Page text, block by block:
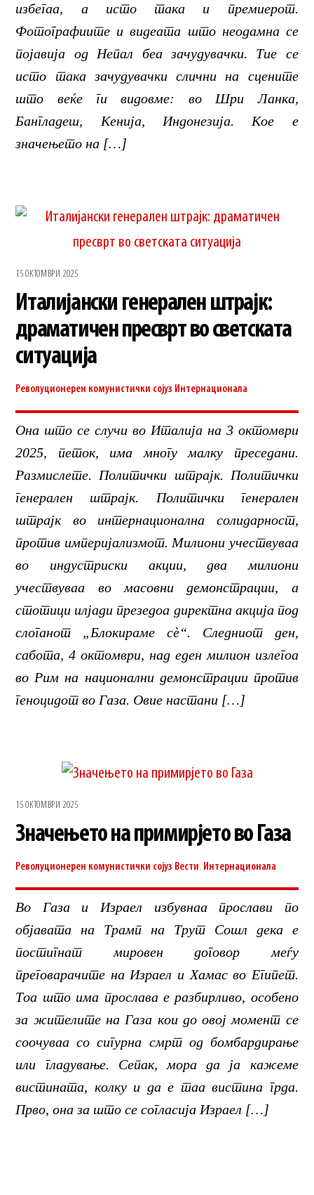
избегаа, а исто така и премиерот.
Фотографиите и видеата што неодамна се
појавија од Непал беа зачудувачки. Тие се
исто така зачудувачки слични на сцените
што веќе ги видовме: во Шри Ланка,
Бангладеш, Кенија, Индонезија. Кое е
значењето на […]
15 ОКТОМВРИ 2025
Италијански генерален штрајк:
драматичен пресврт во светската
ситуација
Револуционерен комунистички сојуз Интернационала
Она што се случи во Италија на 3 октомври
2025, петок, има многу малку преседани.
Размислете. Политички штрајк. Политички
генерален штрајк. Политички генерален
штрајк во интернационална солидарност,
против империјализмот. Милиони учествуваа
во индустриски акции, два милиони
учествуваа во масовни демонстрации, а
стотици илјади презедоа директна акција под
слоганот „Блокираме сè“. Следниот ден,
сабота, 4 октомври, над еден милион излегоа
во Рим на национални демонстрации против
геноцидот во Газа. Овие настани […]
15 ОКТОМВРИ 2025
Значењето на примирјето во Газа
Револуционерен комунистички сојуз Вести Интернационала
Во Газа и Израел избувнаа прослави по
објавата на Трамп на Трут Сошл дека е
постигнат мировен договор меѓу
преговарачите на Израел и Хамас во Египет.
Тоа што има прослава е разбирливо, особено
за жителите на Газа кои до овој момент се
соочуваа со сигурна смрт од бомбардирање
или гладување. Сепак, мора да ја кажеме
вистината, колку и да е таа вистина грда.
Прво, она за што се согласија Израел […]